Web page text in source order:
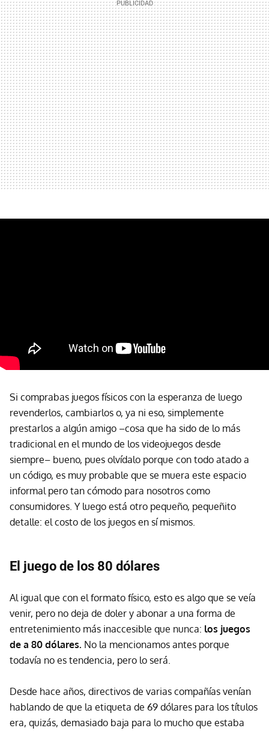
Si comprabas juegos físicos con la esperanza de luego
revenderlos, cambiarlos o, ya ni eso, simplemente
prestarlos a algún amigo –cosa que ha sido de lo más
tradicional en el mundo de los videojuegos desde
siempre– bueno, pues olvídalo porque con todo atado a
un código, es muy probable que se muera este espacio
informal pero tan cómodo para nosotros como
consumidores. Y luego está otro pequeño, pequeñito
detalle: el costo de los juegos en sí mismos.
El juego de los 80 dólares
Al igual que con el formato físico, esto es algo que se veía
venir, pero no deja de doler y abonar a una forma de
entretenimiento más inaccesible que nunca: los juegos
de a 80 dólares. No la mencionamos antes porque
todavía no es tendencia, pero lo será.
Desde hace años, directivos de varias compañías venían
hablando de que la etiqueta de 69 dólares para los títulos
era, quizás, demasiado baja para lo mucho que estaba